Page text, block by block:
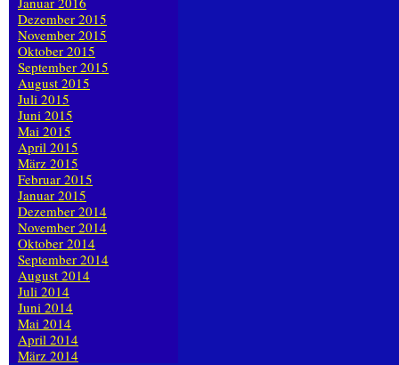
Dezember 2015
November 2015
Oktober 2015
September 2015
August 2015
Juli 2015
Juni 2015
Mai 2015
April 2015
März 2015
Februar 2015
Januar 2015
Dezember 2014
November 2014
Oktober 2014
September 2014
August 2014
Juli 2014
Juni 2014
Mai 2014
April 2014
März 2014